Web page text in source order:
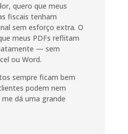
quero que meus
fiscais tenham
sem esforço extra. O
meus PDFs reflitam
— sem
ou Word.
sempre ficam bem
podem nem
dá uma grande